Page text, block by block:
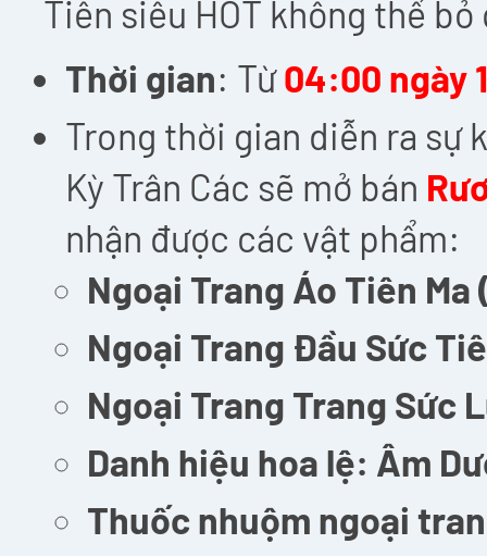
Tiên siêu HOT không thể
Thời gian: Từ04:00 ngày
Trong thời gian diễn ra sự
Kỳ Trân Các sẽ mở bán
nhận được các vật phẩm:
Ngoại Trang Áo Tiên
Ngoại Trang Đầu Sức
Ngoại Trang Trang Sức
Danh hiệu hoa lệ: Âm
Thuốc nhuộm ngoại